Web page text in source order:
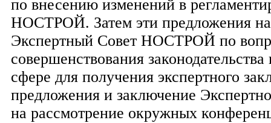
по внесению изменений в
НОСТРОЙ. Затем эти предложения
Экспертный Совет НОСТРОЙ по
совершенствования
сфере для получения экспертного
предложения и заключение
на рассмотрение окружных